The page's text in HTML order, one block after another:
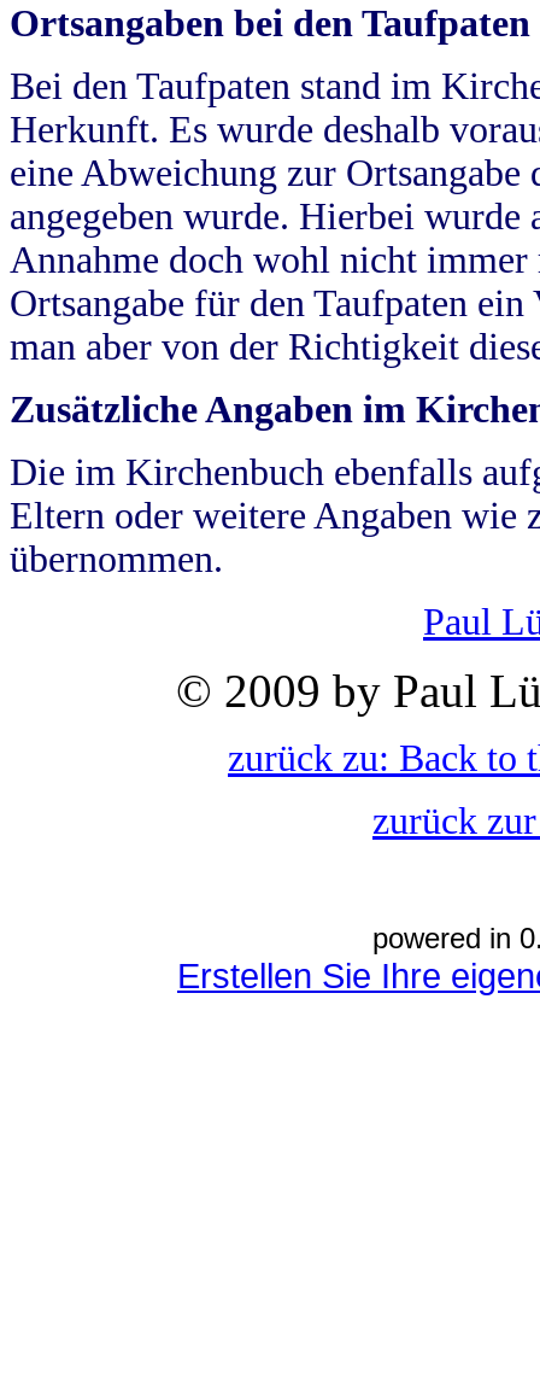
Ortsangaben bei den Taufpaten
Bei den Taufpaten stand im
Herkunft. Es wurde deshalb
eine Abweichung zur
angegeben wurde. Hierbei wurde
Annahme doch wohl nicht
Ortsangabe für den Taufpaten
man aber von der Richtigkeit
Zusätzliche Angaben im
Die im Kirchenbuch ebenfalls
Eltern oder weitere Angaben wie
übernommen.
Paul
© 2009 by Paul
zurück zu: Back to
zurück
powered in
Erstellen Sie Ihre